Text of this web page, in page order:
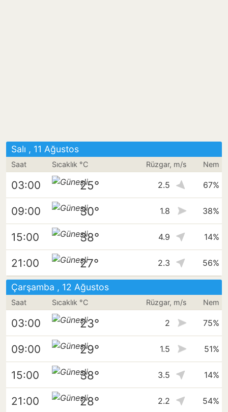
Salı , 11 Ağustos
Saat Sıcaklık °C Rüzgar, m/s Nem
03:00 25° 2.5 67%
09:00 30° 1.8 38%
15:00 38° 4.9 14%
21:00 27° 2.3 56%
Çarşamba , 12 Ağustos
Saat Sıcaklık °C Rüzgar, m/s Nem
03:00 23° 2 75%
09:00 29° 1.5 51%
15:00 38° 3.5 14%
21:00 28° 2.2 54%